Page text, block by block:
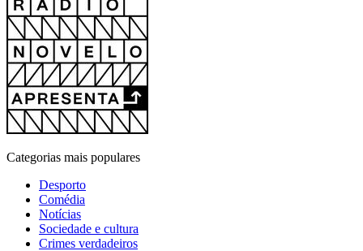
Categorias mais populares
Desporto
Comédia
Notícias
Sociedade e cultura
Crimes verdadeiros